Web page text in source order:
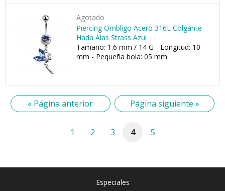
Agotado
Piercing Ombligo Acero 316L Colgante
Hada Alas Strass Azul
Tamaño: 1.6 mm / 14 G - Longitud: 10
mm - Pequeña bola: 05 mm
« Página anterior Página siguiente »
1 2 3 4 5
Especiales